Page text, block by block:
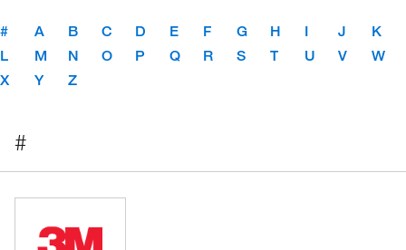
# A B C D E F G H I J
K
L
M N O P Q R S T U V
W
X
Y Z
#